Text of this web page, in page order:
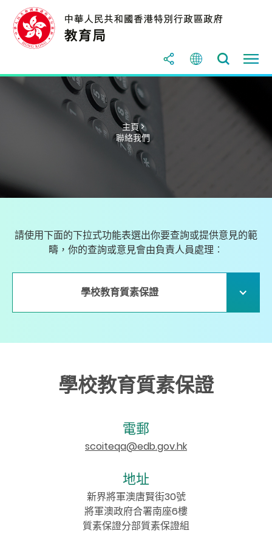
主頁 >
聯絡我們
請使用下面的下拉式功能表選出你要查詢或提供意見的範
疇，你的查詢或意見會由負責人員處理︰
學校教育質素保證
學校教育質素保證
電郵
scoiteqa@edb.gov.hk
地址
新界將軍澳唐賢街30號
將軍澳政府合署南座6樓
質素保證分部質素保證組